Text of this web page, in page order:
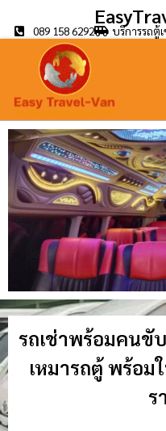
089 158 6292 บริการรถตู้
รถเช่าพร้อมคนขั
เหมารถตู้ พร้อม
ร